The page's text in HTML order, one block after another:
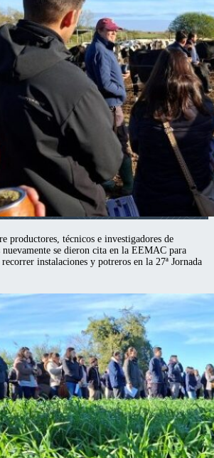
productores, técnicos e investigadores de
nuevamente se dieron cita en la EEMAC para
instalaciones y potreros en la 27ª Jornada